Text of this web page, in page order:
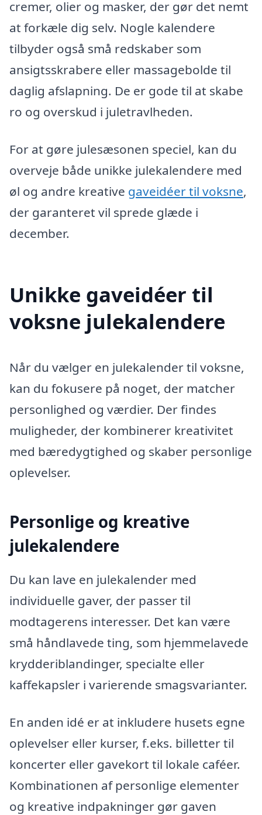
cremer, olier og masker, der gør det nemt
at forkæle dig selv. Nogle kalendere
tilbyder også små redskaber som
ansigtsskrabere eller massagebolde til
daglig afslapning. De er gode til at skabe
ro og overskud i juletravlheden.
For at gøre julesæsonen speciel, kan du
overveje både unikke julekalendere med
øl og andre kreative gaveidéer til voksne,
der garanteret vil sprede glæde i
december.
Unikke gaveidéer til
voksne julekalendere
Når du vælger en julekalender til voksne,
kan du fokusere på noget, der matcher
personlighed og værdier. Der findes
muligheder, der kombinerer kreativitet
med bæredygtighed og skaber personlige
oplevelser.
Personlige og kreative
julekalendere
Du kan lave en julekalender med
individuelle gaver, der passer til
modtagerens interesser. Det kan være
små håndlavede ting, som hjemmelavede
krydderiblandinger, specialte eller
kaffekapsler i varierende smagsvarianter.
En anden idé er at inkludere husets egne
oplevelser eller kurser, f.eks. billetter til
koncerter eller gavekort til lokale caféer.
Kombinationen af personlige elementer
og kreative indpakninger gør gaven